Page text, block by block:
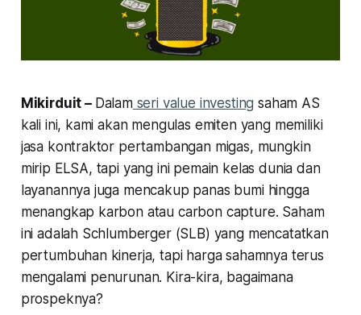
Mikirduit – Dalamseri value investing saham AS
kali ini, kami akan mengulas emiten yang memiliki
jasa kontraktor pertambangan migas, mungkin
mirip ELSA, tapi yang ini pemain kelas dunia dan
layanannya juga mencakup panas bumi hingga
menangkap karbon atau carbon capture. Saham
ini adalah Schlumberger (SLB) yang mencatatkan
pertumbuhan kinerja, tapi harga sahamnya terus
mengalami penurunan. Kira-kira, bagaimana
prospeknya?